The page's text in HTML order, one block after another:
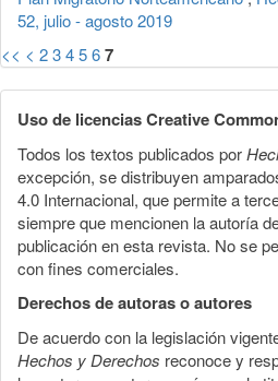
52, julio - agosto 2019
<< < 234567
Uso de licencias Creative
Todos los textos publicados por
excepción, se distribuyen
4.0 Internacional, que permite a
siempre que mencionen la autoría
publicación en esta revista. No se
con fines comerciales.
Derechos de autoras o autores
De acuerdo con la legislación
Hechos y Derechos reconoce y